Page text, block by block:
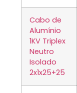
Cabo de
Alumínio
1KV Triplex
Neutro
Isolado
2x1x25+25